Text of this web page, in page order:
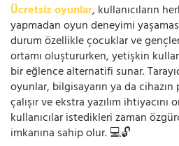
Ücretsiz oyunlar, kullanıcıların
yapmadan oyun deneyimi
durum özellikle çocuklar ve
ortamı oluştururken, yetişkin
bir eğlence alternatifi sunar.
oyunlar, bilgisayarın ya da cihazın
çalışır ve ekstra yazılım ihtiyacını
kullanıcılar istedikleri zaman
imkanına sahip olur. 💻🔓